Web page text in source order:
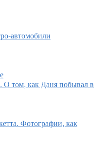
автомобили
том, как Даня побывал в
Фотографии, как